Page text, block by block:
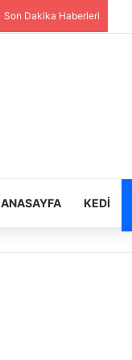
Son Dakika Haberleri
ANASAYFA KEDI